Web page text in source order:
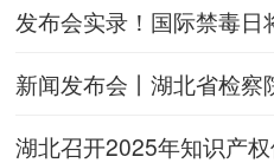
发布会实录！国际禁毒
新闻发布会丨湖北省检
湖北召开2025年知识产